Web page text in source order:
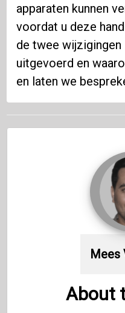
apparaten kunnen
voordat u deze
de twee
uitgevoerd en
en laten we
Mees
About